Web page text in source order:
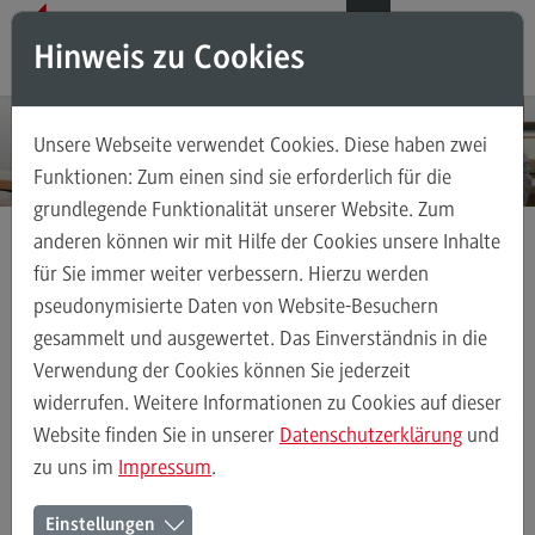
Direkt zum Inhalt
Direkt zum Hauptmenu
Direkt zum Footer
Suchen
Das Testzentrum
Über uns
Teil des ZHL
(External link)
Studienangebot der DHBW
Deltaprüfung
Zielgruppe Deltaprüfung
Eignungsprüfung
Termine, Anmeldung und Zulassung
Nach der Antragstellung
Nach der Antragstellung
Hinweis zu Cookies
Unsere Webseite verwendet Cookies. Diese haben zwei
Funktionen: Zum einen sind sie erforderlich für die
grundlegende Funktionalität unserer Website. Zum
anderen können wir mit Hilfe der Cookies unsere Inhalte
für Sie immer weiter verbessern. Hierzu werden
pseudonymisierte Daten von Website-Besuchern
gesammelt und ausgewertet. Das Einverständnis in die
Verwendung der Cookies können Sie jederzeit
widerrufen. Weitere Informationen zu Cookies auf dieser
Website finden Sie in unserer Datenschutzerklärung und
zu uns im Impressum.
Einstellungen